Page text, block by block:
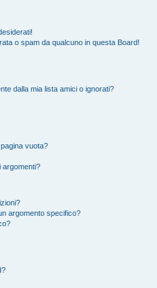
o spam da qualcuno in questa Board!
dalla mia lista amici o ignorati?
vuota?
argomenti?
argomento specifico?